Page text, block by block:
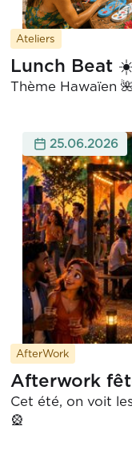
Ateliers
Lunch Beat
Thème Hawaïen
25.06.2026
AfterWork
Afterwork
Cet été, on voit